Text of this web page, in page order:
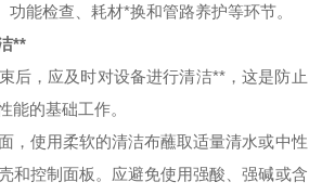
功能检查、耗材*换和管路养护等环节。
**
后，应及时对设备进行清洁**，这是防止
能的基础工作。
，使用柔软的清洁布蘸取适量清水或中性
和控制面板。应避免使用强酸、强碱或含